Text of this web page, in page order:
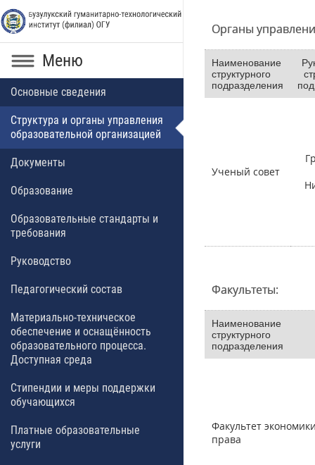
Органы
Наименование
структурного
подразделения
Ученый совет
Факультеты:
Наименование
структурного
подразделения
Факультет
права
Меню
Основные сведения
Структура и органы управления
образовательной организацией
Документы
Образование
Образовательные стандарты и
требования
Руководство
Педагогический состав
Материально-техническое
обеспечение и оснащённость
образовательного процесса.
Доступная среда
Стипендии и меры поддержки
обучающихся
Платные образовательные
услуги